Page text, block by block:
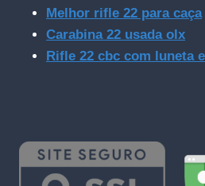
Melhor rifle 22 para caça
Carabina 22 usada olx
Rifle 22 cbc com luneta